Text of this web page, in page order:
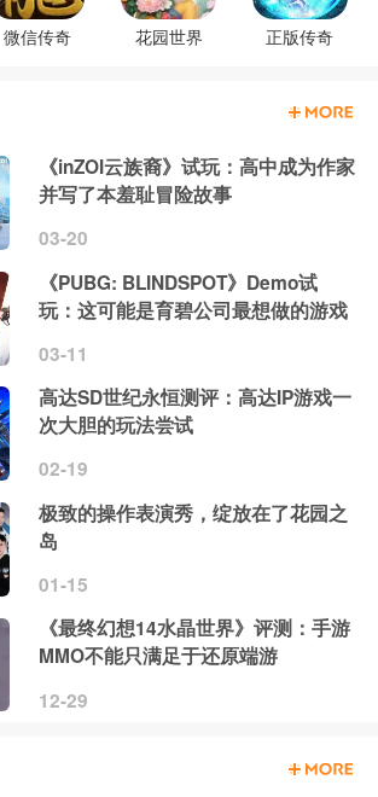
微信传奇 花园世界 正版传奇
《inZOI云族裔》试玩：高中成为作家
并写了本羞耻冒险故事
03-20
《PUBG: BLINDSPOT》Demo试
玩：这可能是育碧公司最想做的游戏
03-11
高达SD世纪永恒测评：高达IP游戏一
次大胆的玩法尝试
02-19
极致的操作表演秀，绽放在了花园之
岛
01-15
《最终幻想14水晶世界》评测：手游
MMO不能只满足于还原端游
12-29